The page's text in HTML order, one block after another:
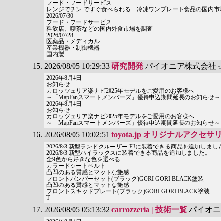
フード・フードサービス
レンジでチン ですぐ食べられる 冷凍ワンプレート食品の国内市
2026/07/30
フード・フードサービス
料飲店、喫茶などの国内外食市場を調査
2026/07/28
医薬品・メディカル
産業機器・制御機器
国内製
2026/08/05 10:29:33 研究開発 パイオニア株式会社
2026年8月4日
お知らせ
カロッツェリア楽ナビ2025年モデルをご愛用のお客様へ
～「MapFanスマートメンバーズ」優待申込期間延長のお知らせ～
2026年8月4日
お知らせ
カロッツェリア楽ナビ2025年モデルをご愛用のお客様へ
～「MapFanスマートメンバーズ」優待申込期間延長のお知らせ～
2026/08/05 10:02:51 toyota.jp オリジナルアクセサ
2026/8/3 新型ランドクルーザー FJに装着できる商品を追加しまし
2026/8/3 新型ハイラックスに装着できる商品を追加しました。
全9色から好きな色を選べる
カラードシートベルト
凸凹のある質感とマットな艶感
フロントバンパーセット(ブラック)GORI GORI BLACK塗装
凸凹のある質感とマットな艶感
フロントスキッドプレート(ブラック)GORI GORI BLACK塗装
T
2026/08/05 05:13:32 carrozzeria | 技術一覧 パイオ